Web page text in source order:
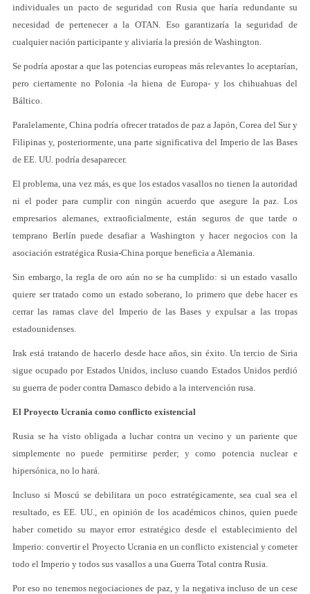
individuales un pacto de seguridad con Rusia que haría redundante su
necesidad de pertenecer a la OTAN. Eso garantizaría la seguridad de
cualquier nación participante y aliviaría la presión de Washington.
Se podría apostar a que las potencias europeas más relevantes lo aceptarían,
pero ciertamente no Polonia -la hiena de Europa- y los chihuahuas del
Báltico.
Paralelamente, China podría ofrecer tratados de paz a Japón, Corea del Sur y
Filipinas y, posteriormente, una parte significativa del Imperio de las Bases
de EE. UU. podría desaparecer.
El problema, una vez más, es que los estados vasallos no tienen la autoridad
ni el poder para cumplir con ningún acuerdo que asegure la paz. Los
empresarios alemanes, extraoficialmente, están seguros de que tarde o
temprano Berlín puede desafiar a Washington y hacer negocios con la
asociación estratégica Rusia-China porque beneficia a Alemania.
Sin embargo, la regla de oro aún no se ha cumplido: si un estado vasallo
quiere ser tratado como un estado soberano, lo primero que debe hacer es
cerrar las ramas clave del Imperio de las Bases y expulsar a las tropas
estadounidenses.
Irak está tratando de hacerlo desde hace años, sin éxito. Un tercio de Siria
sigue ocupado por Estados Unidos, incluso cuando Estados Unidos perdió
su guerra de poder contra Damasco debido a la intervención rusa.
El Proyecto Ucrania como conflicto existencial
Rusia se ha visto obligada a luchar contra un vecino y un pariente que
simplemente no puede permitirse perder; y como potencia nuclear e
hipersónica, no lo hará.
Incluso si Moscú se debilitara un poco estratégicamente, sea cual sea el
resultado, es EE. UU., en opinión de los académicos chinos, quien puede
haber cometido su mayor error estratégico desde el establecimiento del
Imperio: convertir el Proyecto Ucrania en un conflicto existencial y cometer
todo el Imperio y todos sus vasallos a una Guerra Total contra Rusia.
Por eso no tenemos negociaciones de paz, y la negativa incluso de un cese